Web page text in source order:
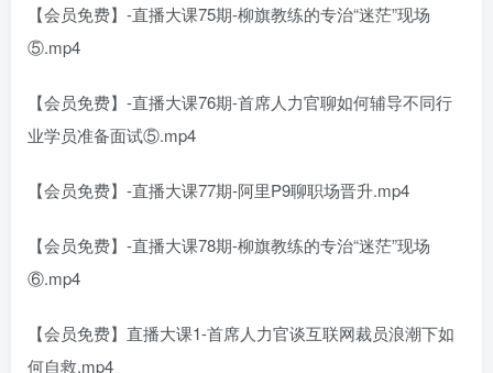
【会员免费】-直播大课75期-柳旗教练的专治“迷茫”现场
⑤.mp4
【会员免费】-直播大课76期-首席人力官聊如何辅导不同行
业学员准备面试⑤.mp4
【会员免费】-直播大课77期-阿里P9聊职场晋升.mp4
【会员免费】-直播大课78期-柳旗教练的专治“迷茫”现场
⑥.mp4
【会员免费】直播大课1-首席人力官谈互联网裁员浪潮下如
何自救.mp4